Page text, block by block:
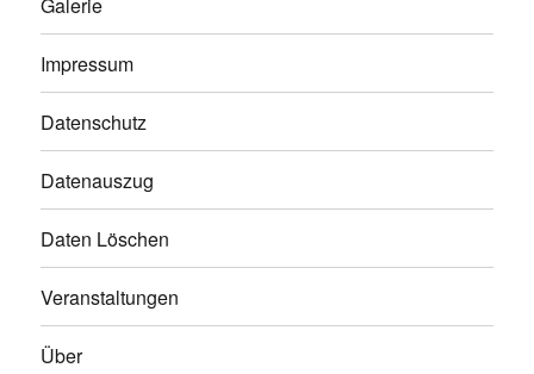
Impressum
Datenschutz
Datenauszug
Daten Löschen
Veranstaltungen
Über